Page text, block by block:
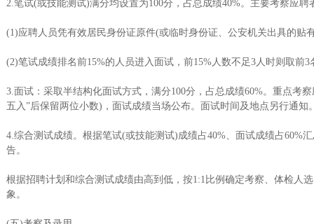
2.笔试(或技能测试)满分均设置为100分，占总成绩40%。主要考察应聘
(1)应聘人员凭有效居民身份证原件(或临时身份证、公安机关出具的贴
(2)笔试成绩排名前15%的人员进入面试，前15%人数不足3人时则取
3.面试：采取半结构化面试方式，满分100分，占总成绩60%。重点考
五入”后保留两位小数)，面试成绩当场公布。面试时间及地点另行通知
4.综合测试成绩。根据笔试(或技能测试)成绩占40%、面试成绩占60%
告。
根据招聘计划和综合测试成绩由高到低，按1:1比例确定考察、体检人
象。